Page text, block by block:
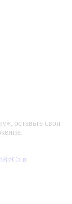
оставьте свои